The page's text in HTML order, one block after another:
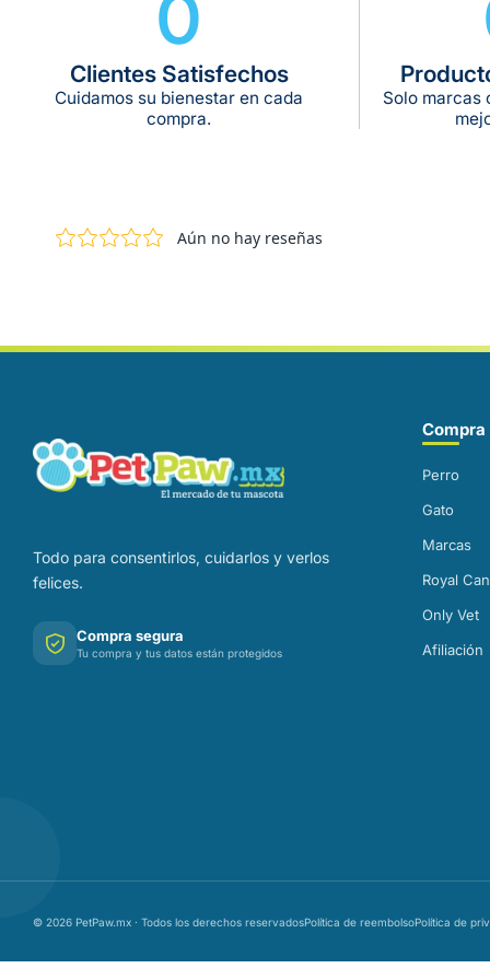
0
Clientes Satisfechos
Cuidamos su bienestar en cada
compra.
Solo marcas
Todo para consentirlos, cuidarlos y verlos
felices.
Compra segura
Tu compra y tus datos están protegidos
Perro
Gato
Marcas
Royal
Only Vet
Afiliación
© 2026 PetPaw.mx · Todos los derechos reservadosPolítica de reembolsoPolítica de